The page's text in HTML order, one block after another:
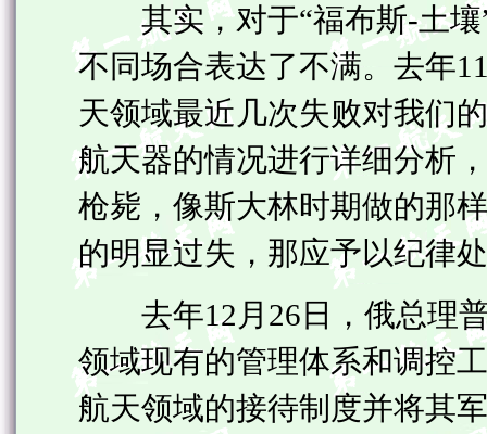
其实，对于“福布斯-土壤
不同场合表达了不满。去年
天领域最近几次失败对我们
航天器的情况进行详细分析
枪毙，像斯大林时期做的那
的明显过失，那应予以纪律
去年12月26日，俄总理普
领域现有的管理体系和调控
航天领域的接待制度并将其